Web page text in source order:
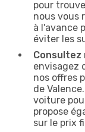
pour
nous vous
à l'avance
éviter les
Consultez
envisagez
nos offres
de
voiture
propose
sur le prix